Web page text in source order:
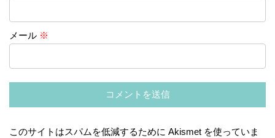
メール ※
このサイトはスパムを低減するために Akismet を使っていま